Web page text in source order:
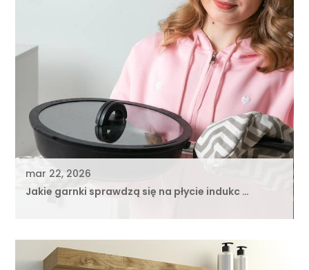
mar 22, 2026
Jakie garnki sprawdzą się na płycie indukc …